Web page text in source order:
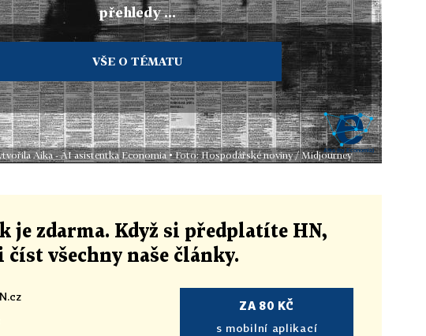
přehledy ...
VŠE O TÉMATU
Aika - AI asistentka Economia • Foto: Hospodářské noviny / Midjourney
je zdarma. Když si předplatíte HN,
číst všechny naše články.
ZA 80 KČ
s mobilní aplikací